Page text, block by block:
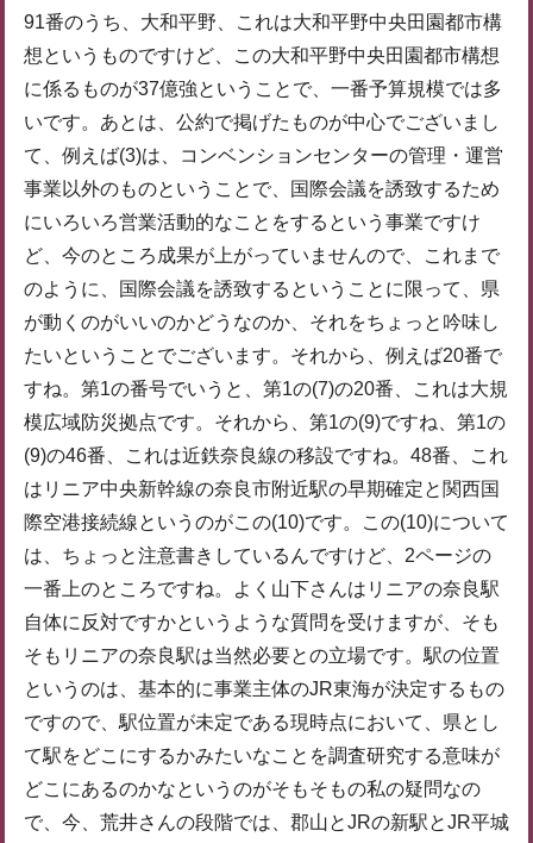
91番のうち、大和平野、これは大和平野中央田園都市構
想というものですけど、この大和平野中央田園都市構想
に係るものが37億強ということで、一番予算規模では多
いです。あとは、公約で掲げたものが中心でございまし
て、例えば(3)は、コンベンションセンターの管理・運営
事業以外のものということで、国際会議を誘致するため
にいろいろ営業活動的なことをするという事業ですけ
ど、今のところ成果が上がっていませんので、これまで
のように、国際会議を誘致するということに限って、県
が動くのがいいのかどうなのか、それをちょっと吟味し
たいということでございます。それから、例えば20番で
すね。第1の番号でいうと、第1の(7)の20番、これは大規
模広域防災拠点です。それから、第1の(9)ですね、第1の
(9)の46番、これは近鉄奈良線の移設ですね。48番、これ
はリニア中央新幹線の奈良市附近駅の早期確定と関西国
際空港接続線というのがこの(10)です。この(10)について
は、ちょっと注意書きしているんですけど、2ページの
一番上のところですね。よく山下さんはリニアの奈良駅
自体に反対ですかというような質問を受けますが、そも
そもリニアの奈良駅は当然必要との立場です。駅の位置
というのは、基本的に事業主体のJR東海が決定するもの
ですので、駅位置が未定である現時点において、県とし
て駅をどこにするかみたいなことを調査研究する意味が
どこにあるのかなというのがそもそもの私の疑問なの
で、今、荒井さんの段階では、郡山とJRの新駅とJR平城